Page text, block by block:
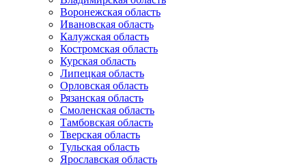
Воронежская область
Ивановская область
Калужская область
Костромская область
Курская область
Липецкая область
Орловская область
Рязанская область
Смоленская область
Тамбовская область
Тверская область
Тульская область
Ярославская область